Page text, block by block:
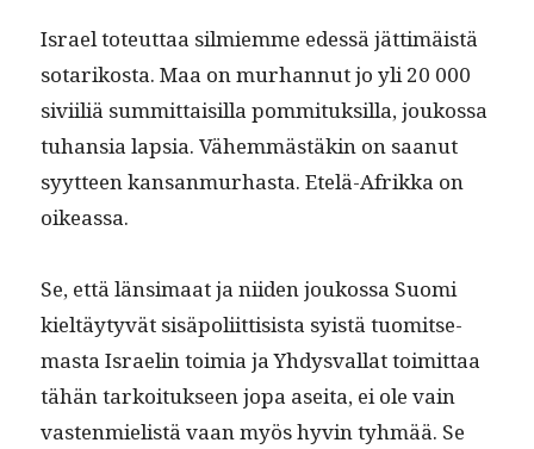
Israel toteut­taa silmiemme edessä jät­timäistä
sotarikos­ta. Maa on murhan­nut jo yli 20 000
sivi­il­iä sum­mit­taisil­la pom­mi­tuk­sil­la, joukos­sa
tuhan­sia lap­sia. Vähem­mästäkin on saanut
syyt­teen kansan­murhas­ta. Etelä-Afrik­ka on
oikeassa.
Se, että län­si­maat ja niiden joukos­sa Suo­mi
kieltäy­tyvät sisäpoli­it­ti­sista syistä tuomit­se­
mas­ta Israelin toimia ja Yhdys­val­lat toimit­taa
tähän tarkoituk­seen jopa asei­ta, ei ole vain
vas­ten­mielistä vaan myös hyvin tyh­mää. Se